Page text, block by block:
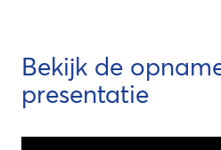
Bekijk de
presentatie